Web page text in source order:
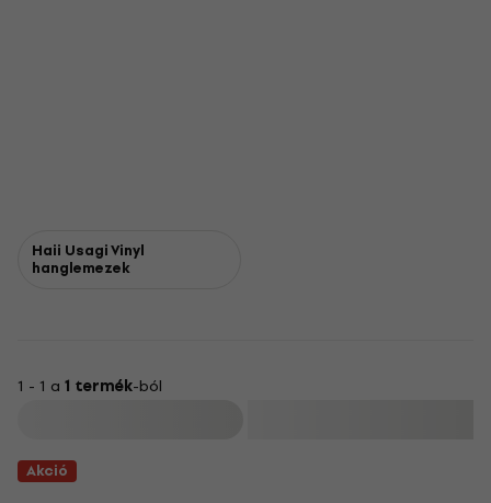
Haii Usagi Vinyl
hanglemezek
1 - 1 a 1 termék-ból
Akció